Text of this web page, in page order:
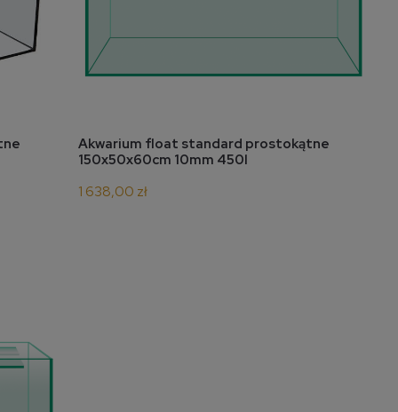
do koszyka
Akwarium float standard prostokątne
150x50x60cm 10mm 450l
1 638,00 zł